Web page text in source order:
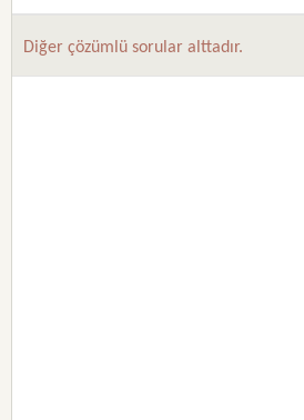
Diğer çözümlü sorular alttadır.